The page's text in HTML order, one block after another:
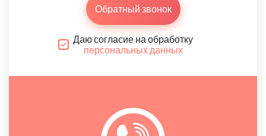
Обратный звонок
Даю согласие на обработку
персональных данных